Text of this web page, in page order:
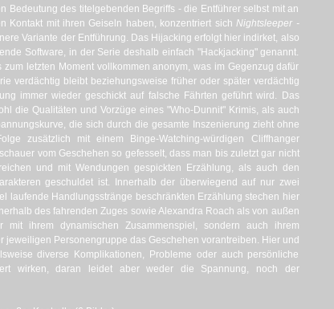
Bedeutung des titelgebenden Begriffs - die Entführer selbst mit an
Kontakt mit ihren Geiseln haben, konzentriert sichNightsleeper -
Variante der Entführung. Das Hijacking erfolgt hier indirket, also
Software, in der Serie deshalb einfach "Hackjacking" genannt.
letzten Moment vollkommen anonym, was im Gegenzug dafür
verdächtig bleibt beziehungsweise früher oder später verdächtig
immer wieder geschickt auf falsche Fährten geführt wird. Das
die Qualitäten und Vorzüge eines "Who-Dunnit" Krimis, als auch
die sich durch die gesamte Inszenierung zieht ohne
zusätzlich mit einem Binge-Watching-würdigen Cliffhanger
vom Geschehen so gefesselt, dass man bis zuletzt gar nicht
und mit Wendungen gespickten Erzählung, als auch den
geschuldet ist. Innerhalb der überwiegend auf nur zwei
laufende Handlungsstränge beschränkten Erzählung stechen hier
des fahrenden Zuges sowie Alexandra Roach als von außen
ihrem dynamischen Zusammenspiel, sondern auch ihrem
Personengruppe das Geschehen vorantreiben. Hier und
diverse Komplikationen, Probleme oder auch persönliche
wirken, daran leidet aber weder die Spannung, noch der